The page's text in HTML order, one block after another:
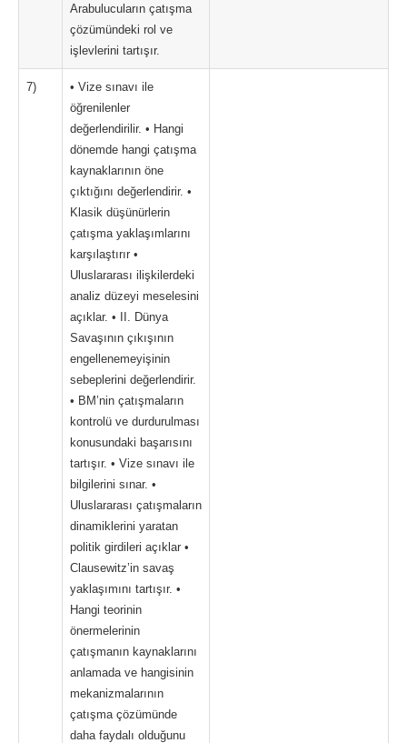
Arabulucuların çatışma
çözümündeki rol ve
işlevlerini tartışır.
7)
• Vize sınavı ile
öğrenilenler
değerlendirilir. • Hangi
dönemde hangi çatışma
kaynaklarının öne
çıktığını değerlendirir. •
Klasik düşünürlerin
çatışma yaklaşımlarını
karşılaştırır •
Uluslararası ilişkilerdeki
analiz düzeyi meselesini
açıklar. • II. Dünya
Savaşının çıkışının
engellenemeyişinin
sebeplerini değerlendirir.
• BM’nin çatışmaların
kontrolü ve durdurulması
konusundaki başarısını
tartışır. • Vize sınavı ile
bilgilerini sınar. •
Uluslararası çatışmaların
dinamiklerini yaratan
politik girdileri açıklar •
Clausewitz’in savaş
yaklaşımını tartışır. •
Hangi teorinin
önermelerinin
çatışmanın kaynaklarını
anlamada ve hangisinin
mekanizmalarının
çatışma çözümünde
daha faydalı olduğunu